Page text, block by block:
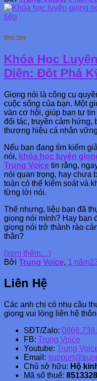
Mẹo Hay
Khóa Học
Diện: Đột Phá
Giọng nói là công cụ
cuộc sống của bạn. Một
vàn cơ hội, giúp bạn tự
đối tác, truyền cảm hứng,
thương hiệu cá nhân
Nếu bạn đang tìm kiếm
nói, khóa học luyện
Trung Voice tin rằng,
nói quan trọng, hay chưa
toàn có thể kiểm soát và
từng lời nói.
Thế nhưng, liệu bạn đã
giọng nói mình? Hay bạn
giọng nói trở thành rào
thân?
(xem thêm…)
Bởi Trung Voice, 1 năm
Liên Hệ
Các anh chị có nhu cầu
giọng vui lòng liên hệ
SĐT/Zalo:
FB: Trung Voice
Youtube: Trung
Email:
Chủ sở hữu: Hộ
Mã số thuế: